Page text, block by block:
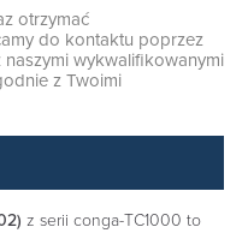
otrzymać
do kontaktu poprzez
wykwalifikowanymi
z Twoimi
z serii conga-TC1000 to